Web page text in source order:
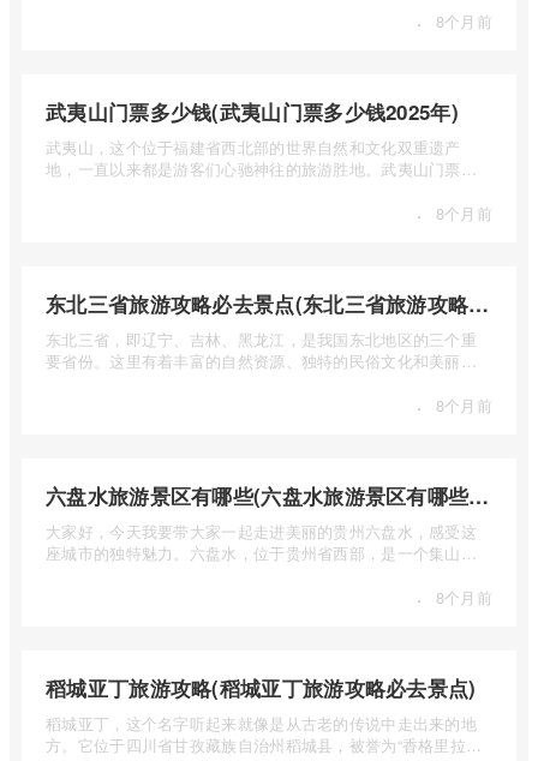
· 8个月前
武夷山门票多少钱(武夷山门票多少钱2025年)
武夷山，这个位于福建省西北部的世界自然和文化双重遗产
地，一直以来都是游客们心驰神往的旅游胜地。武夷山门票多
· 8个月前
东北三省旅游攻略必去景点(东北三省旅游攻略必去景点视频介绍)
东北三省，即辽宁、吉林、黑龙江，是我国东北地区的三个重
要省份。这里有着丰富的自然资源、独特的民俗文化和美丽的
· 8个月前
六盘水旅游景区有哪些(六盘水旅游景区有哪些景点值得去)
大家好，今天我要带大家一起走进美丽的贵州六盘水，感受这
座城市的独特魅力。六盘水，位于贵州省西部，是一个集山水
· 8个月前
稻城亚丁旅游攻略(稻城亚丁旅游攻略必去景点)
稻城亚丁，这个名字听起来就像是从古老的传说中走出来的地
方。它位于四川省甘孜藏族自治州稻城县，被誉为“香格里拉的